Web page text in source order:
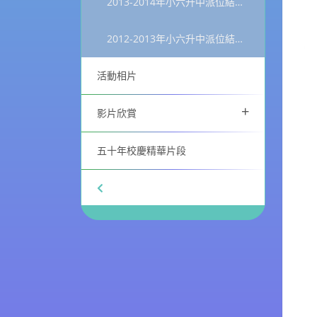
2012-2013年小六升中派位結果統計
活動相片
影片欣賞 +
五十年校慶精華片段